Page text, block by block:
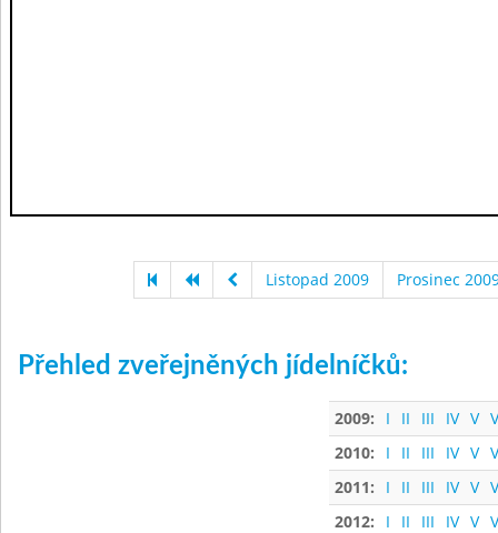
Listopad 2009 Prosinec
Přehled zveřejněných jídelníčků:
2009: I II III IV V
2010:
I II III IV V
2011:
I II III IV V
2012:
I II III IV V